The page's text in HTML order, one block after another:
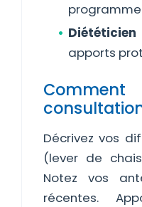
apports
Décrivez vos
(lever de
Notez vos
récentes.